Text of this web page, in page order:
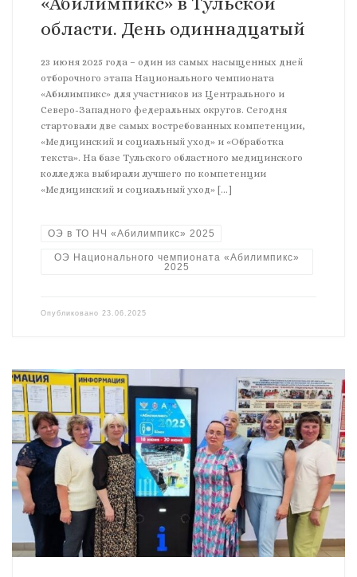
области. День одиннадцатый
23 июня 2025 года – один из самых насыщенных дней
отборочного этапа Национального чемпионата
«Абилимпикс» для участников из Центрального и
Северо-Западного федеральных округов. Сегодня
стартовали две самых востребованных компетенции,
«Медицинский и социальный уход» и «Обработка
текста». На базе Тульского областного медицинского
колледжа выбирали лучшего по компетенции
«Медицинский и социальный уход» […]
ОЭ в ТО НЧ «Абилимпикс» 2025
ОЭ Национального чемпионата «Абилимпикс»
2025
Опубликовано 23.06.2025